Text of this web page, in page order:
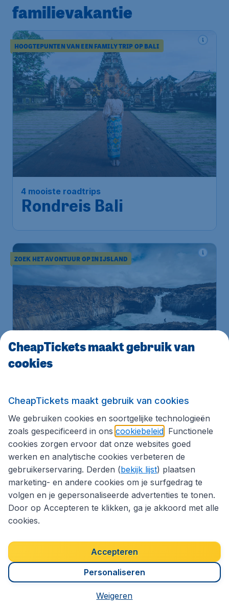
familievakantie
HOOGTEPUNTEN VAN EEN FAMILY TRIP OP BALI
4 mooiste roadtrips
Rondreis Bali
ZOEK HET AVONTUUR OP IN IJSLAND
Een bijzondere
Roadtrip door IJsland
EEN ROADTRIP DOOR
CheapTickets maakt gebruik van
cookies
CheapTickets maakt gebruik van cookies
We gebruiken cookies en soortgelijke technologieën
zoals gespecificeerd in ons cookiebeleid . Functionele
cookies zorgen ervoor dat onze websites goed
werken en analytische cookies verbeteren de
gebruikerservaring. Derden (bekijk lijst) plaatsen
marketing- en andere cookies om je surfgedrag te
volgen en je gepersonaliseerde advertenties te tonen.
Door op Accepteren te klikken, ga je akkoord met alle
cookies.
Accepteren
Personaliseren
Weigeren